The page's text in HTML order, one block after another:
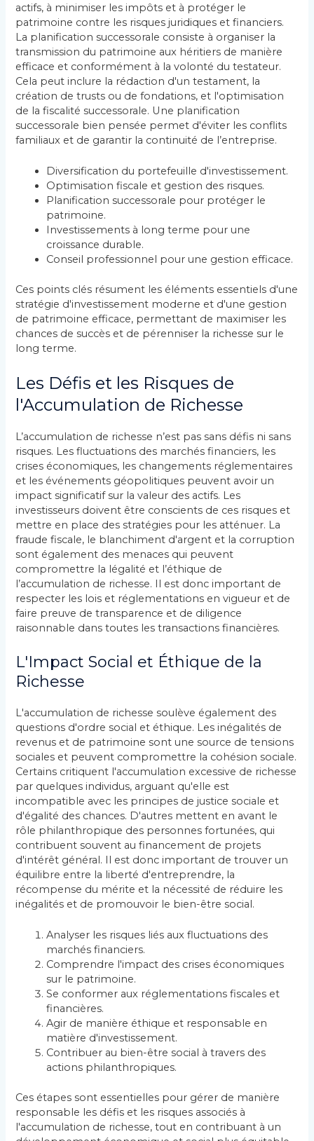
actifs, à minimiser les impôts et à protéger le
patrimoine contre les risques juridiques et financiers.
La planification successorale consiste à organiser la
transmission du patrimoine aux héritiers de manière
efficace et conformément à la volonté du testateur.
Cela peut inclure la rédaction d'un testament, la
création de trusts ou de fondations, et l'optimisation
de la fiscalité successorale. Une planification
successorale bien pensée permet d'éviter les conflits
familiaux et de garantir la continuité de l’entreprise.
Diversification du portefeuille d'investissement.
Optimisation fiscale et gestion des risques.
Planification successorale pour protéger le
patrimoine.
Investissements à long terme pour une
croissance durable.
Conseil professionnel pour une gestion efficace.
Ces points clés résument les éléments essentiels d'une
stratégie d'investissement moderne et d'une gestion
de patrimoine efficace, permettant de maximiser les
chances de succès et de pérenniser la richesse sur le
long terme.
Les Défis et les Risques de
l'Accumulation de Richesse
L’accumulation de richesse n’est pas sans défis ni sans
risques. Les fluctuations des marchés financiers, les
crises économiques, les changements réglementaires
et les événements géopolitiques peuvent avoir un
impact significatif sur la valeur des actifs. Les
investisseurs doivent être conscients de ces risques et
mettre en place des stratégies pour les atténuer. La
fraude fiscale, le blanchiment d'argent et la corruption
sont également des menaces qui peuvent
compromettre la légalité et l’éthique de
l’accumulation de richesse. Il est donc important de
respecter les lois et réglementations en vigueur et de
faire preuve de transparence et de diligence
raisonnable dans toutes les transactions financières.
L'Impact Social et Éthique de la
Richesse
L'accumulation de richesse soulève également des
questions d'ordre social et éthique. Les inégalités de
revenus et de patrimoine sont une source de tensions
sociales et peuvent compromettre la cohésion sociale.
Certains critiquent l'accumulation excessive de richesse
par quelques individus, arguant qu'elle est
incompatible avec les principes de justice sociale et
d'égalité des chances. D'autres mettent en avant le
rôle philanthropique des personnes fortunées, qui
contribuent souvent au financement de projets
d'intérêt général. Il est donc important de trouver un
équilibre entre la liberté d'entreprendre, la
récompense du mérite et la nécessité de réduire les
inégalités et de promouvoir le bien-être social.
Analyser les risques liés aux fluctuations des
marchés financiers.
Comprendre l'impact des crises économiques
sur le patrimoine.
Se conformer aux réglementations fiscales et
financières.
Agir de manière éthique et responsable en
matière d'investissement.
Contribuer au bien-être social à travers des
actions philanthropiques.
Ces étapes sont essentielles pour gérer de manière
responsable les défis et les risques associés à
l'accumulation de richesse, tout en contribuant à un